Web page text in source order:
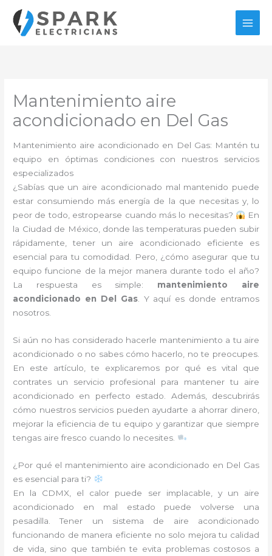
contenido
Mantenimiento aire
acondicionado en Del Gas
Mantenimiento aire acondicionado en Del Gas: Mantén tu
equipo en óptimas condiciones con nuestros servicios
especializados
¿Sabías que un aire acondicionado mal mantenido puede
estar consumiendo más energía de la que necesitas y, lo
peor de todo, estropearse cuando más lo necesitas?
En
la Ciudad de México, donde las temperaturas pueden subir
rápidamente, tener un aire acondicionado eficiente es
esencial para tu comodidad. Pero, ¿cómo asegurar que tu
equipo funcione de la mejor manera durante todo el año?
La respuesta es simple: mantenimiento aire
acondicionado en Del Gas. Y aquí es donde entramos
nosotros.
Si aún no has considerado hacerle mantenimiento a tu aire
acondicionado o no sabes cómo hacerlo, no te preocupes.
En este artículo, te explicaremos por qué es vital que
contrates un servicio profesional para mantener tu aire
acondicionado en perfecto estado. Además, descubrirás
cómo nuestros servicios pueden ayudarte a ahorrar dinero,
mejorar la eficiencia de tu equipo y garantizar que siempre
tengas aire fresco cuando lo necesites.
¿Por qué el mantenimiento aire acondicionado en Del Gas
es esencial para ti?
En la CDMX, el calor puede ser implacable, y un aire
acondicionado en mal estado puede volverse una
pesadilla. Tener un sistema de aire acondicionado
funcionando de manera eficiente no solo mejora tu calidad
de vida, sino que también te evita problemas costosos a